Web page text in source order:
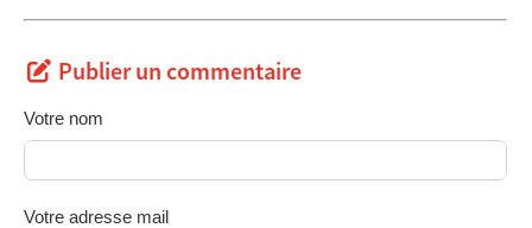
Publier un commentaire
Votre nom
Votre adresse mail